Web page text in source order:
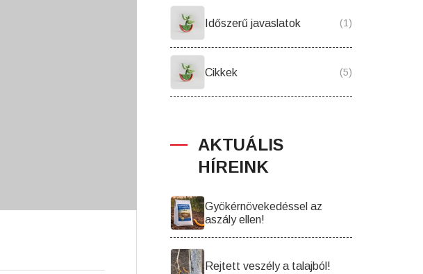
Időszerű javaslatok (1)
Cikkek (5)
AKTUÁLIS
HÍREINK
Gyökérnövekedéssel az
aszály ellen!
Rejtett veszély a talajból!